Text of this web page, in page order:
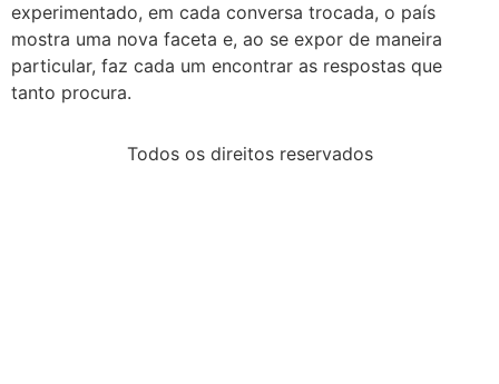
experimentado, em cada conversa trocada, o país
mostra uma nova faceta e, ao se expor de maneira
particular, faz cada um encontrar as respostas que
tanto procura.
Todos os direitos reservados